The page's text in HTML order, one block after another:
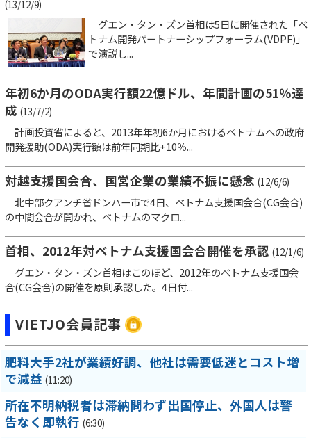
(13/12/9)
グエン・タン・ズン首相は5日に開催された「ベ
トナム開発パートナーシップフォーラム(VDPF)」
で演説し...
年初6か月のODA実行額22億ドル、年間計画の51％達
成 (13/7/2)
計画投資省によると、2013年年初6か月におけるベトナムへの政府
開発援助(ODA)実行額は前年同期比+10％...
対越支援国会合、国営企業の業績不振に懸念 (12/6/6)
北中部クアンチ省ドンハー市で4日、ベトナム支援国会合(CG会合)
の中間会合が開かれ、ベトナムのマクロ...
首相、2012年対ベトナム支援国会合開催を承認 (12/1/6)
グエン・タン・ズン首相はこのほど、2012年のベトナム支援国会
合(CG会合)の開催を原則承認した。4日付...
VIETJO会員記事
肥料大手2社が業績好調、他社は需要低迷とコスト増
で減益 (11:20)
所在不明納税者は滞納問わず出国停止、外国人は警
告なく即執行 (6:30)